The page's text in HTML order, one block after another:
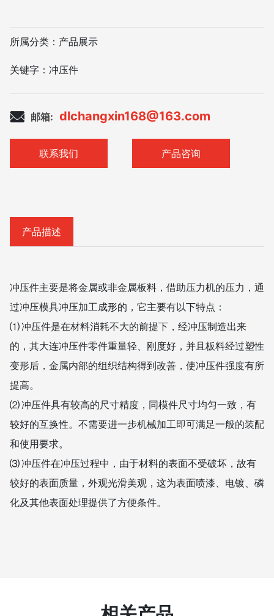
所属分类： 产品展示
关键字： 冲压件
邮箱: dlchangxin168@163.com
联系我们 产品咨询
产品描述
冲压件主要是将金属或非金属板料，借助压力机的压力，通
过冲压模具冲压加工成形的，它主要有以下特点：
⑴ 冲压件是在材料消耗不大的前提下，经冲压制造出来
的，其大连冲压件零件重量轻、刚度好，并且板料经过塑性
变形后，金属内部的组织结构得到改善，使冲压件强度有所
提高。
⑵ 冲压件具有较高的尺寸精度，同模件尺寸均匀一致，有
较好的互换性。不需要进一步机械加工即可满足一般的装配
和使用要求。
⑶ 冲压件在冲压过程中，由于材料的表面不受破坏，故有
较好的表面质量，外观光滑美观，这为表面喷漆、电镀、磷
化及其他表面处理提供了方便条件。